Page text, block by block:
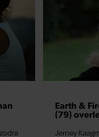
Earth &
(79)
Jerney